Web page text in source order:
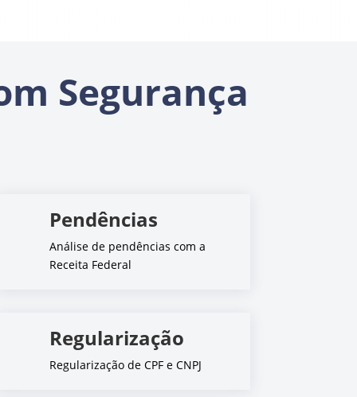
Segurança
Pendências
Análise de pendências com a
Receita Federal
Regularização
Regularização de CPF e CNPJ